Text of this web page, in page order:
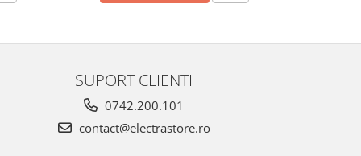
SUPORT CLIENTI
0742.200.101
contact@electrastore.ro